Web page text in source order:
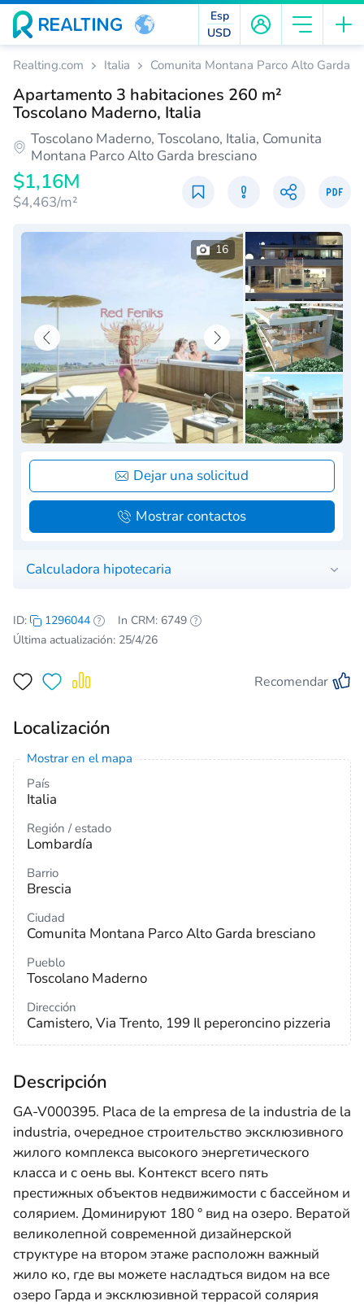
Esp
USD
Realting.com Italia Comunita Montana Parco Alto Garda
Apartamento 3 habitaciones 260 m²
Toscolano Maderno, Italia
Toscolano Maderno, Toscolano, Italia, Comunita
Montana Parco Alto Garda bresciano
$1,16M
$4,463/m²
Calculadora hipotecaria
16
Dejar una solicitud
Mostrar contactos
ID: 1296044
In CRM: 6749
Última actualización: 25/4/26
Recomendar
Localización
Mostrar en el mapa
País
Italia
Región / estado
Lombardía
Barrio
Brescia
Ciudad
Comunita Montana Parco Alto Garda bresciano
Pueblo
Toscolano Maderno
Dirección
Camistero, Via Trento, 199 Il peperoncino pizzeria
Descripción
GA-V000395. Placa de la empresa de la industria de la
industria, очередное строительство эксклюзивного
жилого комплекса высокого энергетического
класса и с оень вы. Kонтекст всего пять
престижных объектов недвижимости с бассейном и
солярием. Доминируют 180 ° вид на озеро. Вератой
великолепной современной дизайнерской
структуре на втором этаже расположн важный
жило ко, где вы можете насладться видом на все
озеро Гарда и эксклюзивной террасой солярия